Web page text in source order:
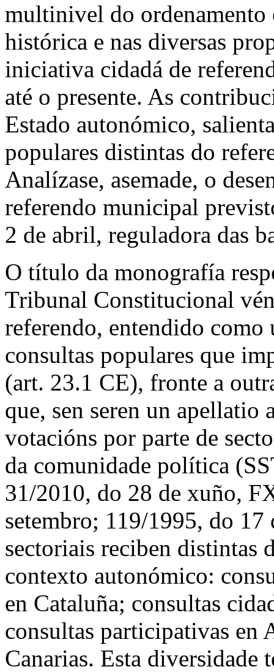
multinivel do ordenamento
histórica e nas diversas
iniciativa cidadá de
até o presente. As
Estado autonómico,
populares distintas do
Analízase, asemade, o
referendo municipal
2 de abril, reguladora das
O título da monografía
Tribunal Constitucional
referendo, entendido como
consultas populares que
(art. 23.1 CE), fronte a
que, sen seren un apellatio
votacións por parte de
da comunidade política
31/2010, do 28 de xuño,
setembro; 119/1995, do
sectoriais reciben distintas
contexto autonómico:
en Cataluña; consultas
consultas participativas en
Canarias. Esta